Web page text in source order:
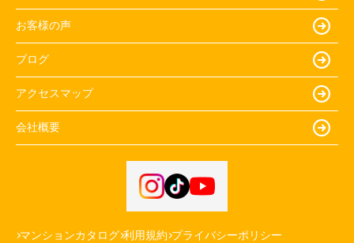
お客様の声
ブログ
アクセスマップ
会社概要
マンションカタログ 利用規約 プライバシーポリシー